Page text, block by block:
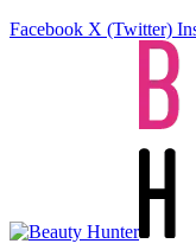
Facebook X (Twitter)